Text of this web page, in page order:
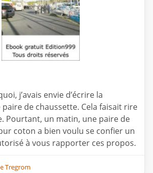
j’avais envie d’écrire la
paire de chaussette. Cela faisait rire
Pourtant, un matin, une paire de
coton a bien voulu se confier un
à vous rapporter ces propos.
Tregrom